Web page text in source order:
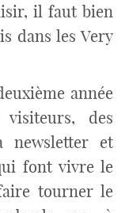
il faut bien
dans les Very
année
des
newsletter et
font vivre le
tourner le